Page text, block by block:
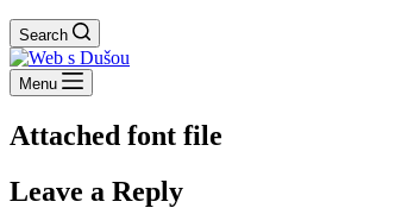
Search
Menu
Attached font file
Leave a Reply